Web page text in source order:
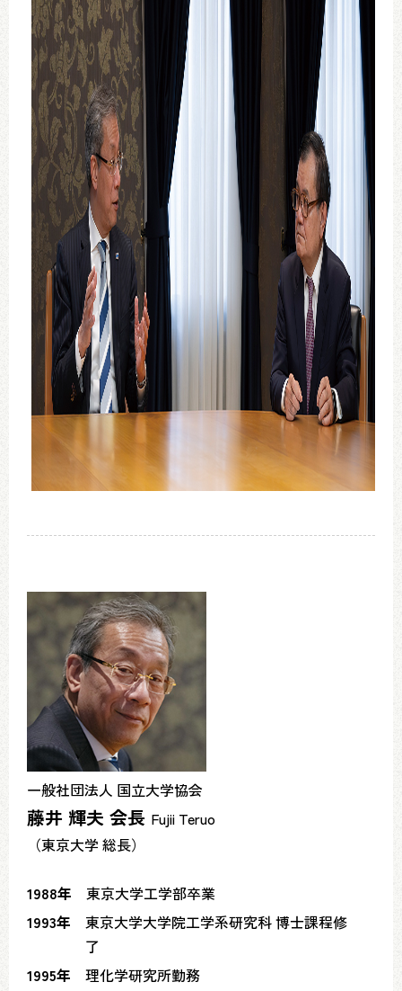
一般社団法人 国立大学協会
藤井 輝夫 会長 Fujii Teruo
（東京大学 総長）
1988年
東京大学工学部卒業
1993年
東京大学大学院工学系研究科 博士課程修
了
1995年
理化学研究所勤務